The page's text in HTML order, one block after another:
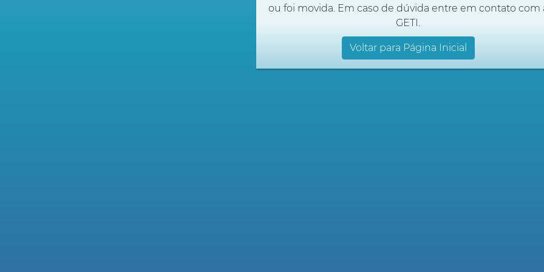
ou foi movida. Em caso de dúvida entre em contato com
GETI.
Voltar para Página Inicial